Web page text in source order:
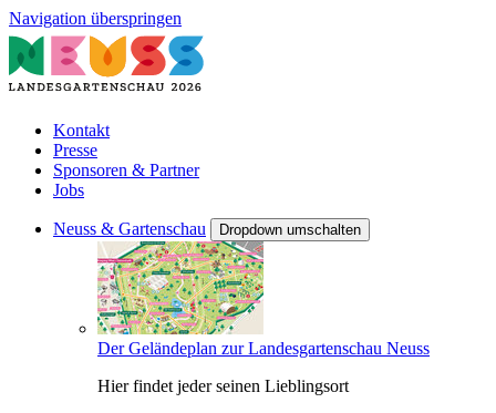
Navigation überspringen
Kontakt
Presse
Sponsoren & Partner
Jobs
Neuss & Gartenschau Dropdown umschalten
Der Geländeplan zur Landesgartenschau Neuss
Hier findet jeder seinen Lieblingsort